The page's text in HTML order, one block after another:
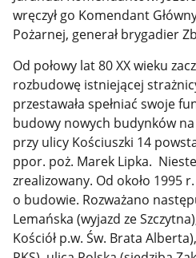
wręczył go Komendant
Pożarnej, generał brygadier
Od połowy lat 80 XX wieku
rozbudowę istniejącej
przestawała spełniać swoje
budowy nowych budynków na
przy ulicy Kościuszki 14
ppor. poż. Marek Lipka.
zrealizowany. Od około 1995
o budowie. Rozważano
Lemańska (wyjazd ze
Kościół p.w. Św. Brata